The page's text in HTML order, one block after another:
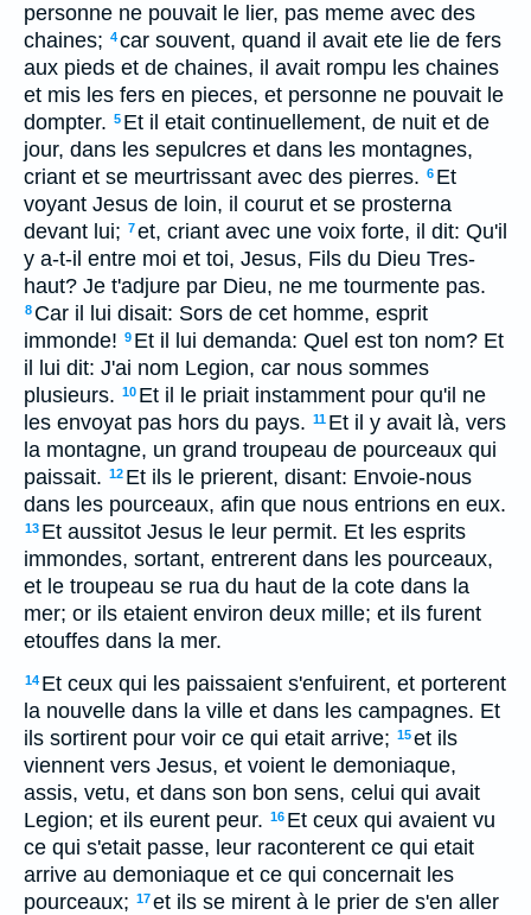
personne ne pouvait le lier, pas meme avec des
chaines; 4car souvent, quand il avait ete lie de fers
aux pieds et de chaines, il avait rompu les chaines
et mis les fers en pieces, et personne ne pouvait le
dompter. 5 Et il etait continuellement, de nuit et de
jour, dans les sepulcres et dans les montagnes,
criant et se meurtrissant avec des pierres. 6 Et
voyant Jesus de loin, il courut et se prosterna
devant lui; 7et, criant avec une voix forte, il dit: Qu'il
y a-t-il entre moi et toi, Jesus, Fils du Dieu Tres-
haut? Je t'adjure par Dieu, ne me tourmente pas.
8 Car il lui disait: Sors de cet homme, esprit
immonde! 9 Et il lui demanda: Quel est ton nom? Et
il lui dit: J'ai nom Legion, car nous sommes
plusieurs. 10 Et il le priait instamment pour qu'il ne
les envoyat pas hors du pays. 11 Et il y avait là, vers
la montagne, un grand troupeau de pourceaux qui
paissait. 12 Et ils le prierent, disant: Envoie-nous
dans les pourceaux, afin que nous entrions en eux.
13 Et aussitot Jesus le leur permit. Et les esprits
immondes, sortant, entrerent dans les pourceaux,
et le troupeau se rua du haut de la cote dans la
mer; or ils etaient environ deux mille; et ils furent
etouffes dans la mer.
14 Et ceux qui les paissaient s'enfuirent, et porterent
la nouvelle dans la ville et dans les campagnes. Et
ils sortirent pour voir ce qui etait arrive; 15et ils
viennent vers Jesus, et voient le demoniaque,
assis, vetu, et dans son bon sens, celui qui avait
Legion; et ils eurent peur. 16 Et ceux qui avaient vu
ce qui s'etait passe, leur raconterent ce qui etait
arrive au demoniaque et ce qui concernait les
pourceaux; 17et ils se mirent à le prier de s'en aller